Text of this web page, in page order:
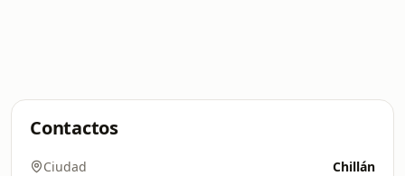
Contactos
Ciudad Chillán